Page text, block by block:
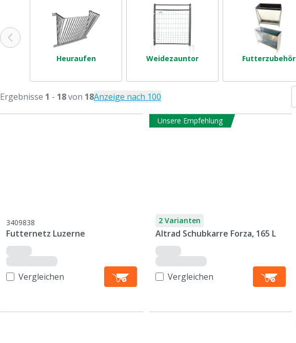
Heuraufen Weidezauntor Futterzubehör
Ergebnisse 1 - 18von 18Anzeige nach 100
3409838
Futternetz Luzerne
Vergleichen
Unsere Empfehlung
2 Varianten
Altrad Schubkarre Forza, 165 L
Vergleichen